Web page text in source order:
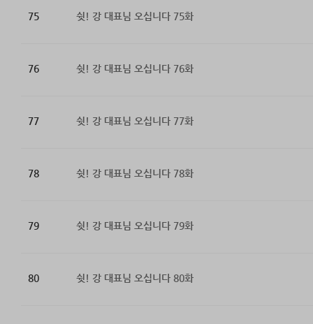
75 쉿! 강 대표님 오십니다 75화
76 쉿! 강 대표님 오십니다 76화
77 쉿! 강 대표님 오십니다 77화
78 쉿! 강 대표님 오십니다 78화
79 쉿! 강 대표님 오십니다 79화
80 쉿! 강 대표님 오십니다 80화